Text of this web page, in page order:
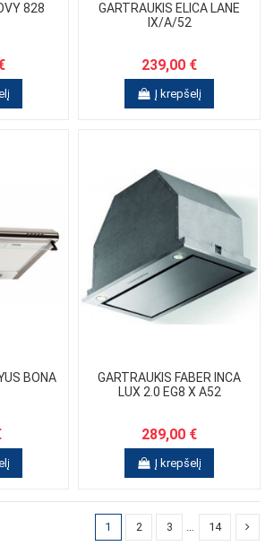
828
GARTRAUKIS ELICA LANE
IX/A/52
239,00 €
Į krepšelį
BONA
GARTRAUKIS FABER INCA
LUX 2.0 EG8 X A52
289,00 €
Į krepšelį
1 2 3 … 14